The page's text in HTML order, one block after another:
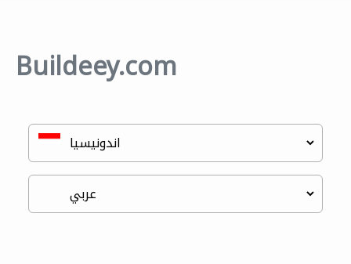
Buildeey.com